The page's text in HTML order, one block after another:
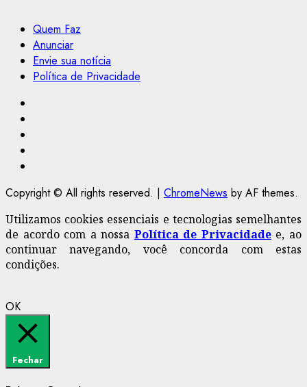
Quem Faz
Anunciar
Envie sua notícia
Política de Privacidade
Copyright © All rights reserved. | ChromeNews by AF themes.
Utilizamos cookies essenciais e tecnologias semelhantes
de acordo com a nossa Política de Privacidadee, ao
continuar navegando, você concorda com estas
condições.
OK
Fechar